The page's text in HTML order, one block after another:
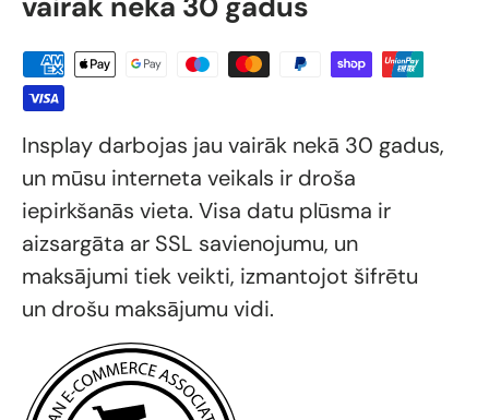
Insplay darbojas jau vairāk nekā 30 gadus,
un mūsu interneta veikals ir droša
iepirkšanās vieta. Visa datu plūsma ir
aizsargāta ar SSL savienojumu, un
maksājumi tiek veikti, izmantojot šifrētu
un drošu maksājumu vidi.